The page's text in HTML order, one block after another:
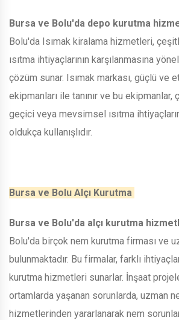
Bursa ve Bolu'da depo kurutma
Bolu'da Isımak kiralama hizmetleri,
ısıtma ihtiyaçlarının karşılanmasına
çözüm sunar. Isımak markası, güçlü ve
ekipmanları ile tanınır ve bu ekipmanlar,
geçici veya mevsimsel ısıtma
oldukça kullanışlıdır.
Bursa ve Bolu Alçı Kurutma
Bursa ve Bolu'da alçı kurutma
Bolu'da birçok nem kurutma firması ve
bulunmaktadır. Bu firmalar, farklı
kurutma hizmetleri sunarlar. İnşaat
ortamlarda yaşanan sorunlarda, uzman
hizmetlerinden yararlanarak nem